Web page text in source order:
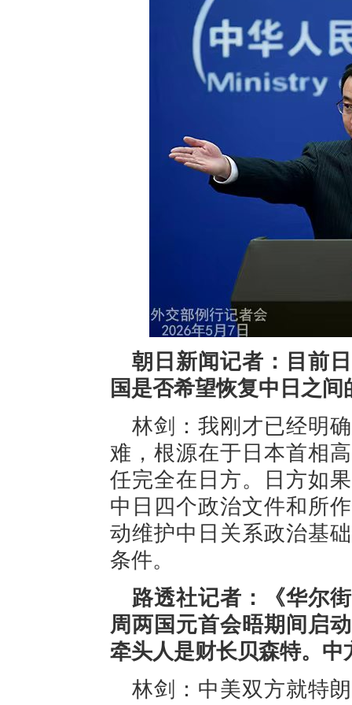
朝日新闻记者：目前
国是否希望恢复中日之间
林剑：我刚才已经明
难，根源在于日本首相
任完全在日方。日方如
中日四个政治文件和所
动维护中日关系政治基
条件。
路透社记者：《华尔
周两国元首会晤期间启
牵头人是财长贝森特。中
林剑：中美双方就特